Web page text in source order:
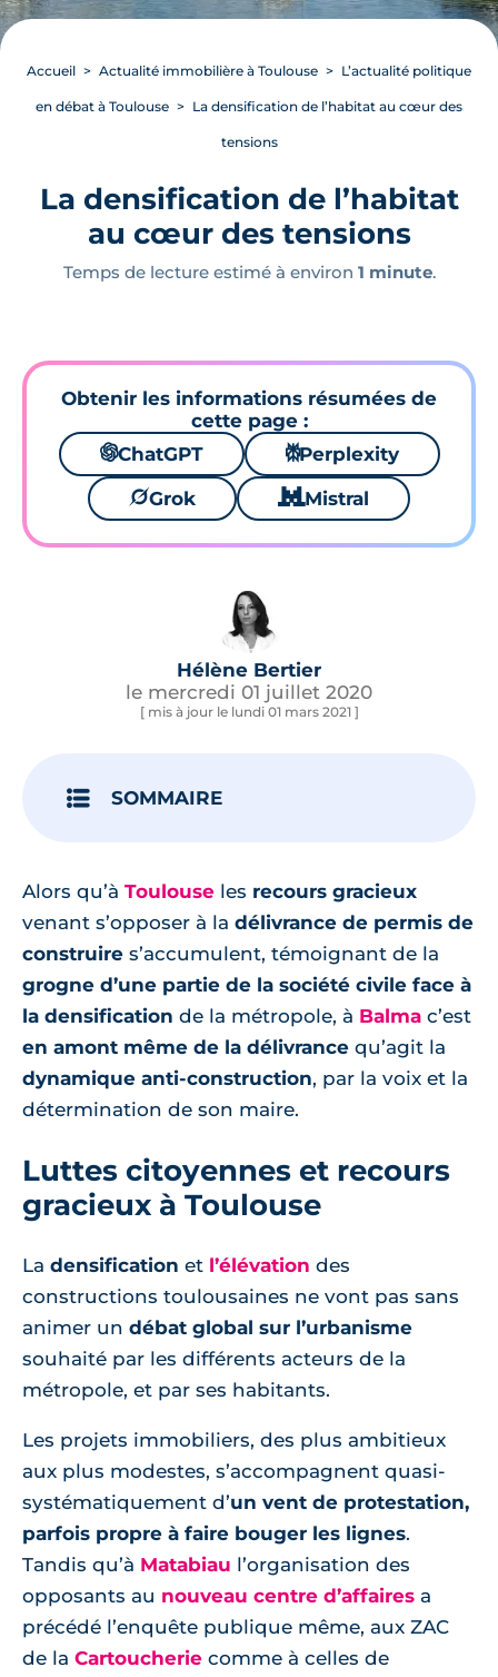
Accueil Actualité immobilière à Toulouse L’actualité politique
en débat à Toulouse La densification de l’habitat au cœur des
tensions
La densification de l’habitat
au cœur des tensions
Temps de lecture estimé à environ 1 minute.
Obtenir les informations résumées de
cette page :
🌌ChatGPT ⚙Perplexity
🪐Grok 🐱 Mistral
Hélène Bertier
le mercredi 01 juillet 2020
[ mis à jour le lundi 01 mars 2021 ]
SOMMAIRE
Alors qu’à Toulouse les recours gracieux
venant s’opposer à la délivrance de permis de
construire s’accumulent, témoignant de la
grogne d’une partie de la société civile face à
la densification de la métropole, à Balma c’est
en amont même de la délivrance qu’agit la
dynamique anti-construction, par la voix et la
détermination de son maire.
Luttes citoyennes et recours
gracieux à Toulouse
La densification et l’élévation des
constructions toulousaines ne vont pas sans
animer un débat global sur l’urbanisme
souhaité par les différents acteurs de la
métropole, et par ses habitants.
Les projets immobiliers, des plus ambitieux
aux plus modestes, s’accompagnent quasi-
systématiquement d’un vent de protestation,
parfois propre à faire bouger les lignes.
Tandis qu’à Matabiau l’organisation des
opposants au nouveau centre d’affaires a
précédé l’enquête publique même, aux ZAC
de la Cartoucherie comme à celles de